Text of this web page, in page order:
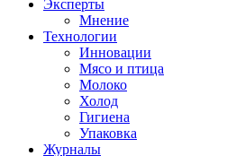
Эксперты
Мнение
Технологии
Инновации
Мясо и птица
Молоко
Холод
Гигиена
Упаковка
Журналы